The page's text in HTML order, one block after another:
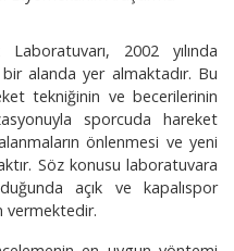
2002 yılında
alanda yer almaktadır. Bu
tekniğinin ve becerilerinin
sporcuda hareket
önlenmesi ve yeni
Söz konusu laboratuvara
açık ve kapalıspor
vermektedir.